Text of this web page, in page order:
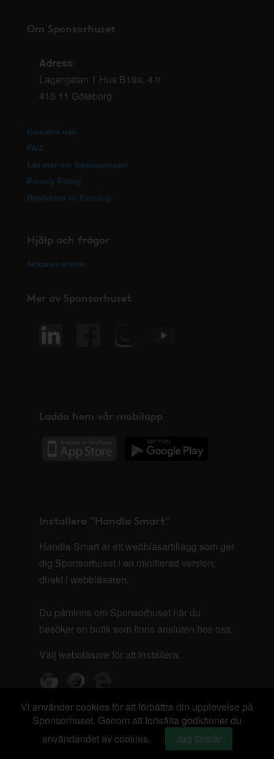
Om Sponsorhuset
Adress:
Lagergatan 1 Hus B19a, 4 tr
415 11 Göteborg
Kontakta oss
FAQ
Läs mer om Sponsorhuset
Privacy Policy
Registrera ny förening
Hjälp och frågor
Skapa ett ärende
Mer av Sponsorhuset
Ladda hem vår mobilapp
Installera "Handla Smart"
Handla Smart är ett webbläsartillägg som ger
dig Sponsorhuset i en minifierad version,
direkt i webbläsaren.
Du påminns om Sponsorhuset när du
besöker en butik som finns ansluten hos oss.
Välj webbläsare för att installera:
Vi använder cookies för att förbättra din upplevelse på
Sponsorhuset. Genom att fortsätta godkänner du
användandet av cookies.
Jag förstår